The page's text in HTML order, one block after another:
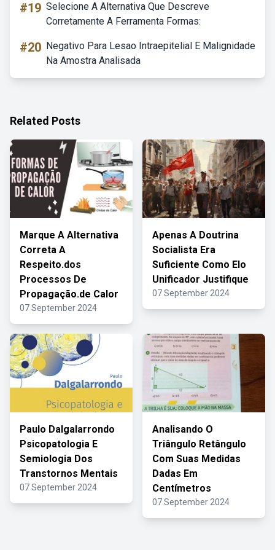
#19 Selecione A Alternativa Que Descreve
Corretamente A Ferramenta Formas:
#20 Negativo Para Lesao Intraepitelial E Malignidade
Na Amostra Analisada
Related Posts
Marque A Alternativa
Correta A
Respeito.dos
Processos De
Propagação.de Calor
07 September 2024
Apenas A Doutrina
Socialista Era
Suficiente Como Elo
Unificador Justifique
07 September 2024
Paulo Dalgalarrondo
Psicopatologia E
Semiologia Dos
Transtornos Mentais
07 September 2024
Analisando O
Triângulo Retângulo
Com Suas Medidas
Dadas Em
Centímetros
07 September 2024